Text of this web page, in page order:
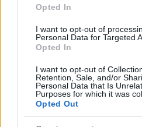
Opted In
I want to opt-out of
Personal Data for Targeted
Opted In
I want to opt-out of
Retention, Sale, and/or
Personal Data that Is
Purposes for which it was
Opted Out